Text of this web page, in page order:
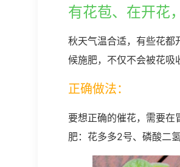
有花苞、在开花
秋天气温合适，有些花都
候施肥，不仅不会被花吸
正确做法：
要想正确的催花，需要在
肥：花多多2号、磷酸二